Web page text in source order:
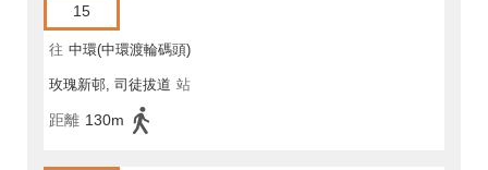
15
往 中環(中環渡輪碼頭)
玫瑰新邨, 司徒拔道 站
距離 130m